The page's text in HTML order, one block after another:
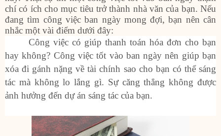
chí có ích cho mục tiêu trở thành nhà văn của bạn. Nếu
đang tìm công việc ban ngày mong đợi, bạn nên cân
nhắc một vài điểm dưới đây:
Công việc có giúp thanh toán hóa đơn cho bạn
hay không? Công việc tốt vào ban ngày nên giúp bạn
xóa đi gánh nặng về tài chính sao cho bạn có thể sáng
tác mà không lo lắng gì. Sự căng thẳng không được
ảnh hưởng đến dự án sáng tác của bạn.